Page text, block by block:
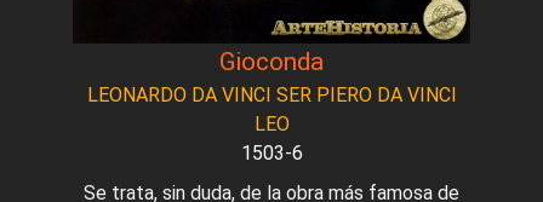
Gioconda
LEONARDO DA VINCI SER PIERO DA VINCI
LEO
1503-6
Se trata, sin duda, de la obra más famosa de